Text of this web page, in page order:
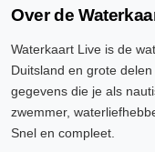
Over de
Waterkaart Live is de
Duitsland en grote
gegevens die je als
zwemmer,
Snel en compleet.